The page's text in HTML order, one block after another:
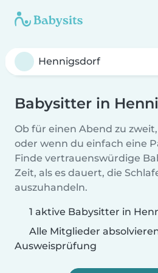
Babysitter in
Ob für einen Abend zu
oder wenn du einfach eine
Finde vertrauenswürdige
Zeit, als es dauert, die
auszuhandeln.
1 aktive Babysitter in
Alle Mitglieder
Ausweisprüfung